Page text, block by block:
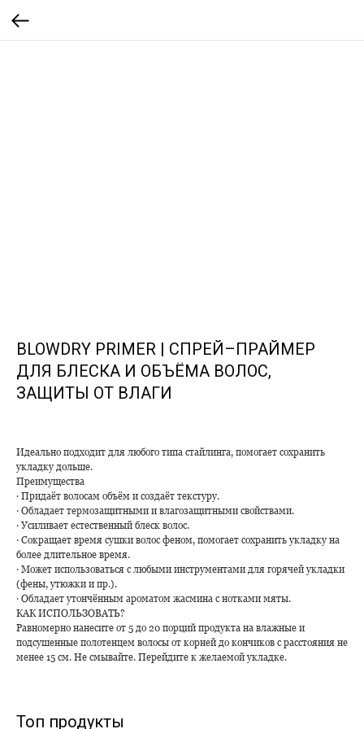
BLOWDRY PRIMER | СПРЕЙ–ПРАЙМЕР
ДЛЯ БЛЕСКА И ОБЪЁМА ВОЛОС,
ЗАЩИТЫ ОТ ВЛАГИ
Идеально подходит для любого типа стайлинга, помогает сохранить
укладку дольше.
Преимущества
∙ Придаёт волосам объём и создаёт текстуру.
∙ Обладает термозащитными и влагозащитными свойствами.
∙ Усиливает естественный блеск волос.
∙ Сокращает время сушки волос феном, помогает сохранить укладку на
более длительное время.
∙ Может использоваться с любыми инструментами для горячей укладки
(фены, утюжки и пр.).
∙ Обладает утончённым ароматом жасмина с нотками мяты.
КАК ИСПОЛЬЗОВАТЬ?
Равномерно нанесите от 5 до 20 порций продукта на влажные и
подсушенные полотенцем волосы от корней до кончиков с расстояния не
менее 15 см. Не смывайте. Перейдите к желаемой укладке.
Топ продукты